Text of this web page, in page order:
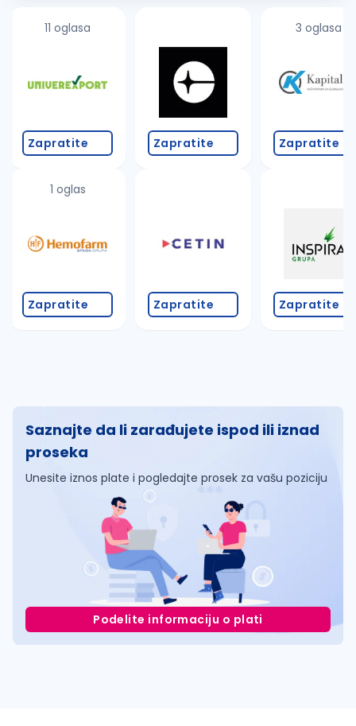
11 oglasa
Zapratite
1 oglas
Zapratite
Zapratite
Zapratite
3 oglasa
Zapratite
Zapratite
Saznajte da li zarađujete ispod ili iznad
proseka
Unesite iznos plate i pogledajte prosek za vašu poziciju
Podelite informaciju o plati